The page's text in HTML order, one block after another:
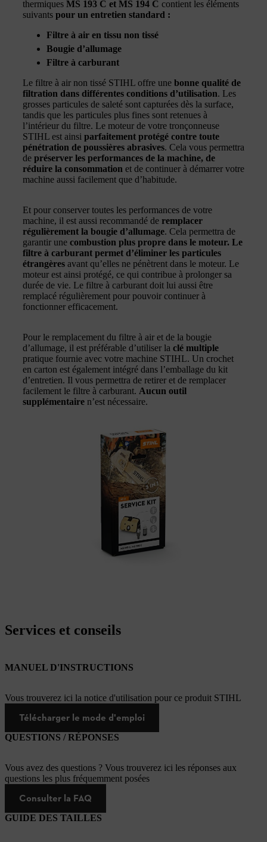
thermiques MS 193 C et MS 194 C contient les éléments
suivants pour un entretien standard :
Filtre à air en tissu non tissé
Bougie d’allumage
Filtre à carburant
Le filtre à air non tissé STIHL offre une bonne qualité de
filtration dans différentes conditions d’utilisation. Les
grosses particules de saleté sont capturées dès la surface,
tandis que les particules plus fines sont retenues à
l’intérieur du filtre. Le moteur de votre tronçonneuse
STIHL est ainsi parfaitement protégé contre toute
pénétration de poussières abrasives. Cela vous permettra
de préserver les performances de la machine, de
réduire la consommation et de continuer à démarrer votre
machine aussi facilement que d’habitude.
Et pour conserver toutes les performances de votre
machine, il est aussi recommandé de remplacer
régulièrement la bougie d’allumage. Cela permettra de
garantir une combustion plus propre dans le moteur. Le
filtre à carburant permet d’éliminer les particules
étrangères avant qu’elles ne pénètrent dans le moteur. Le
moteur est ainsi protégé, ce qui contribue à prolonger sa
durée de vie. Le filtre à carburant doit lui aussi être
remplacé régulièrement pour pouvoir continuer à
fonctionner efficacement.
Pour le remplacement du filtre à air et de la bougie
d’allumage, il est préférable d’utiliser la clé multiple
pratique fournie avec votre machine STIHL. Un crochet
en carton est également intégré dans l’emballage du kit
d’entretien. Il vous permettra de retirer et de remplacer
facilement le filtre à carburant. Aucun outil
supplémentaire n’est nécessaire.
Services et conseils
MANUEL D'INSTRUCTIONS
Vous trouverez ici la notice d'utilisation pour ce produit STIHL
Télécharger le mode d'emploi
QUESTIONS / RÉPONSES
Vous avez des questions ? Vous trouverez ici les réponses aux
questions les plus fréquemment posées
Consulter la FAQ
GUIDE DES TAILLES